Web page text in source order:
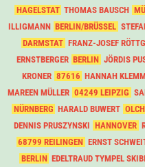
HAGELSTAT THOMAS BAUSCH
ILLIGMANN BERLIN/BRÜSSEL
DARMSTAT FRANZ-JOSEF
ERNSTBERGER BERLIN JÖRDIS
KRONER 87616 HANNAH KLEMM
MAREEN MÜLLER 04249 LEIPZIG
NÜRNBERG HARALD BUWERT
DENNIS PRUSZYNSKI HANNOVER
68799 REILINGEN ERNST
BERLIN EDELTRAUD TYMPEL